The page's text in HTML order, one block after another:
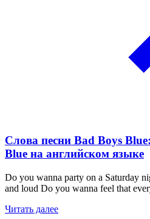
Слова песни Bad Boys
Blue на английском языке
Do you wanna party on a Saturday
and loud Do you wanna feel that
Читать далее